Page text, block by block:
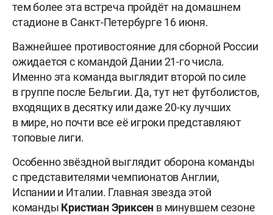
тем более эта встреча пройдёт на домашнем
стадионе в Санкт-Петербурге 16 июня.
Важнейшее противостояние для сборной России
ожидается с командой Дании 21-го числа.
Именно эта команда выглядит второй по силе
в группе после Бельгии. Да, тут нет футболистов,
входящих в десятку или даже 20-ку лучших
в мире, но почти все её игроки представляют
топовые лиги.
Особенно звёздной выглядит оборона команды
с представителями чемпионатов Англии,
Испании и Италии. Главная звезда этой
команды Кристиан Эриксен в минувшем сезоне